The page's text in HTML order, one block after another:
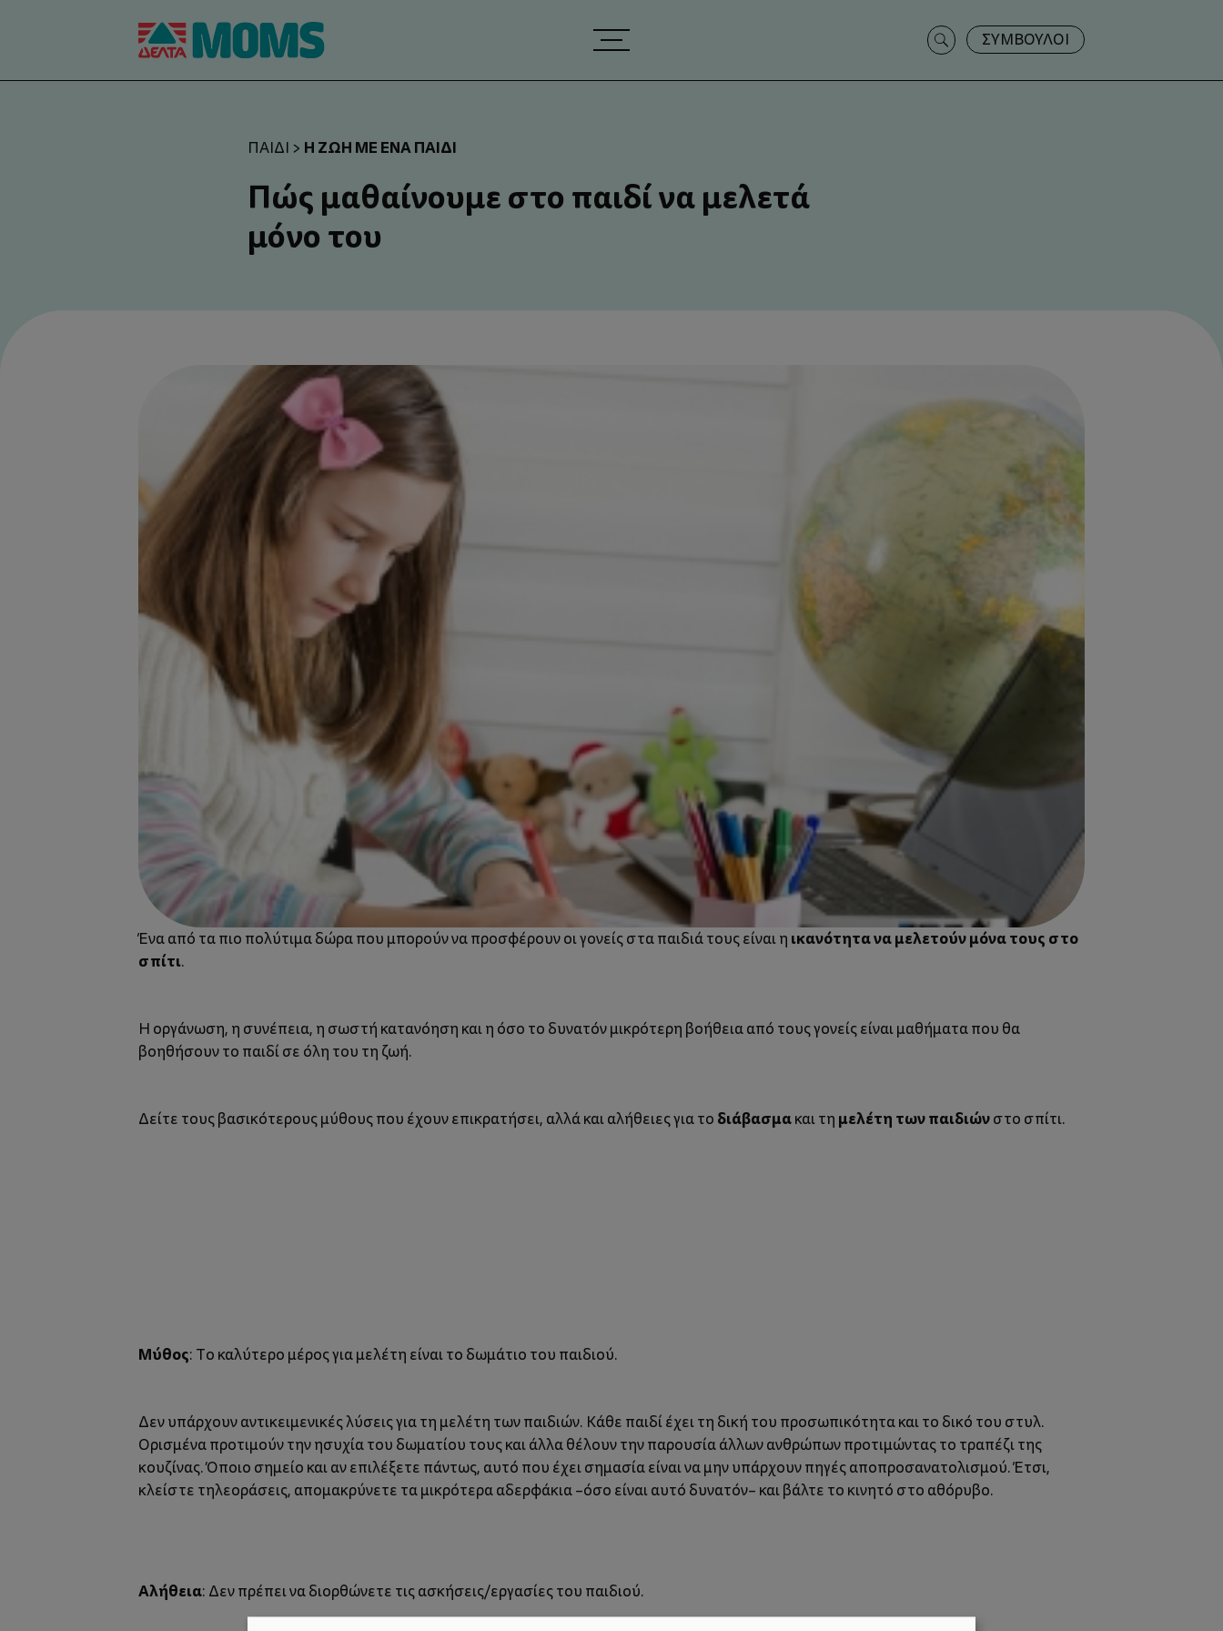
Search
for:
ΣΥΜΒΟΥΛΟΙ
ΠΑΙΔΊ > Η ΖΩΉ ΜΕ ΈΝΑ ΠΑΙΔΊ
Πώς μαθαίνουμε στο παιδί να μελετά
μόνο του
Ένα από τα πιο πολύτιμα δώρα που μπορούν να προσφέρουν οι γονείς στα παιδιά τους είναι η ικανότητα να μελετούν μόνα τους στο
σπίτι.
Η οργάνωση, η συνέπεια, η σωστή κατανόηση και η όσο το δυνατόν μικρότερη βοήθεια από τους γονείς είναι μαθήματα που θα
βοηθήσουν το παιδί σε όλη του τη ζωή.
Δείτε τους βασικότερους μύθους που έχουν επικρατήσει, αλλά και αλήθειες για το διάβασμακαι τη μελέτη των παιδιώνστο σπίτι.
Μύθος: Το καλύτερο μέρος για μελέτη είναι το δωμάτιο του παιδιού.
Δεν υπάρχουν αντικειμενικές λύσεις για τη μελέτη των παιδιών. Κάθε παιδί έχει τη δική του προσωπικότητα και το δικό του στυλ.
Ορισμένα προτιμούν την ησυχία του δωματίου τους και άλλα θέλουν την παρουσία άλλων ανθρώπων προτιμώντας το τραπέζι της
κουζίνας. Όποιο σημείο και αν επιλέξετε πάντως, αυτό που έχει σημασία είναι να μην υπάρχουν πηγές αποπροσανατολισμού. Έτσι,
κλείστε τηλεοράσεις, απομακρύνετε τα μικρότερα αδερφάκια –όσο είναι αυτό δυνατόν– και βάλτε το κινητό στο αθόρυβο.
Αλήθεια: Δεν πρέπει να διορθώνετε τις ασκήσεις/εργασίες του παιδιού.